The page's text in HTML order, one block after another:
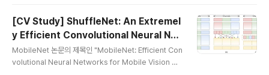
한다. 즉, $l$번째 레이어에는 $0$~$l-1$번째 레이어
의 모든 출력이 입력으로 들어오고, $l$번째 레이어의 출
력은 그 이후에 등장하는 $L-l$개의 레이어로 전달된다.
VGG에서는 총 $L$개의 레이어가 존재하는 경우에, 전체
[CV Study] ShuffleNet: An Extremel
y Efficient Convolutional Neural Net
work for M
MobileNet 논문의 제목인 "MobileNet: Efficient Con
volutional Neural Networks for Mobile Vision Ap